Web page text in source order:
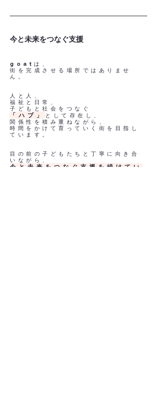
​今と未来をつなぐ支援
goatは、
街を完成させる場所ではありませ
ん。
人と人、
福祉と日常、
子どもと社会をつなぐ
「ハブ」
として存在し、
関係性を積み重ねながら、
時間をかけて育っていく街を目指し
ています。
目の前の子どもたちと丁寧に向き合
いながら、
今と未来をつなぐ支援を続けてい